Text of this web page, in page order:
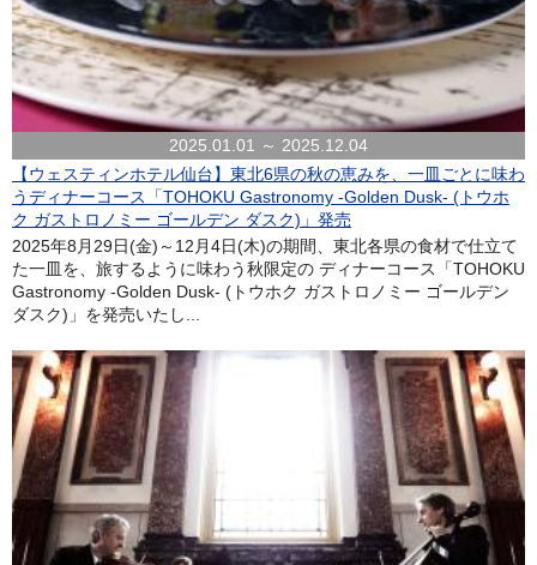
2025.01.01 ～ 2025.12.04
【ウェスティンホテル仙台】東北6県の秋の恵みを、一皿ごとに味わ
うディナーコース「TOHOKU Gastronomy -Golden Dusk- (トウホ
ク ガストロノミー ゴールデン ダスク)」発売
2025年8月29日(金)～12月4日(木)の期間、東北各県の食材で仕立て
た一皿を、旅するように味わう秋限定の ディナーコース「TOHOKU
Gastronomy -Golden Dusk- (トウホク ガストロノミー ゴールデン
ダスク)」を発売いたし...